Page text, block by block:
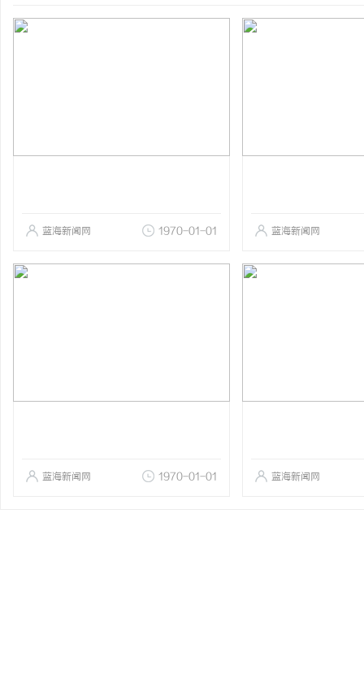
蓝海新闻网 1970-01-01 蓝海新闻网
蓝海新闻网 1970-01-01 蓝海新闻网